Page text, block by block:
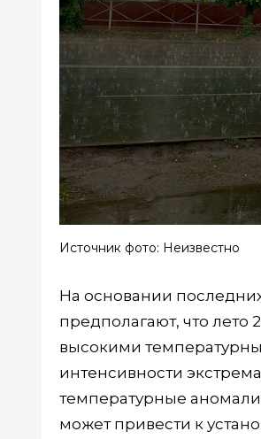
Источник фото: Неизвестно
На основании
предполагают, что лето
высокими
интенсивности
температурные
может привести к